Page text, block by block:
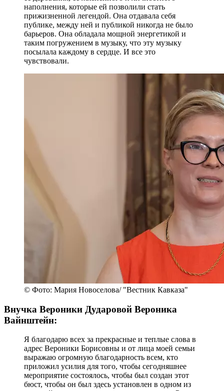
наполнения, которые ей позволили стать
прижизненной легендой. Она отдавала себя
публике, между ней и публикой никогда не было
барьеров. Она обладала мощной энергетикой и
таким погружением в музыку, что эту музыку
посылала каждому в сердце. И все это
чувствовали.
© Фото: Мария Новоселова/ "Вестник Кавказа"
Внучка Вероники Дударовой Вероника
Вайнштейн:
Я благодарю всех за прекрасные и теплые слова в
адрес Вероники Борисовны и от лица моей семьи
выражаю огромную благодарность всем, кто
приложил усилия для того, чтобы сегодняшнее
мероприятие состоялось, чтобы был создан этот
бюст, чтобы он был здесь установлен в одном из